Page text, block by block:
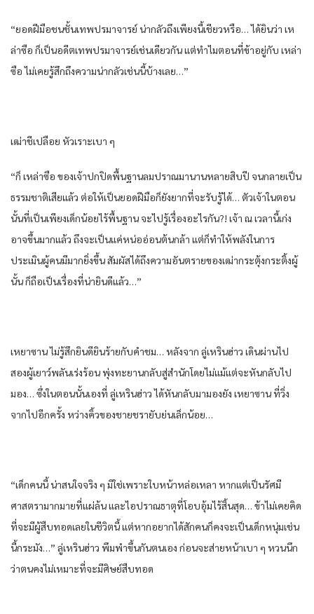
“ยอด​ฝีมือ​ชนชั้น​เทพ​ปรมาจารย์​ น่ากลัว​ถึงเพียงนี้​เชียว​หรือ​… ได้ยิน​ว่า​ เห
ล่าซือ​ ก็​เป็นอดีต​เทพ​ปรมาจารย์​เช่นเดียวกัน​ แต่​ทำไม​ตอนที่​ข้า​อยู่​กับ​ เหล่า
ซือ​ ไม่เคย​รู้สึก​ถึงความ​น่ากลัว​เช่นนี้​บ้าง​เลย​…”
เฒ่าชีเปลือย​ หัวเราะ​เบา​ ๆ
“ก็​ เหล่าซือ​ ของ​เจ้าปกปิด​พื้นฐาน​ลมปราณ​มานาน​หลาย​สิบ​ปี จน​กลาย​เป็น
ธรรมชาติ​เสียแล้ว​ ต่อให้​เป็นยอด​ฝีมือ​ก็​ยัง​ยาก​ที่จะ​รับรู้​ได้​… ตัว​เจ้าใน​ตอน
นั้น​ที่​เป็น​เพียง​เด็กน้อย​ไร้​พื้นฐาน​ จะไปรู้เรื่อง​อะไร​กัน​?! เจ้า ณ เวลานี้​เก่ง​
อาจ​ขึ้น​มาก​แล้ว​ ถึงจะเป็น​แค่​หน่อ​อ่อน​ต้นกล้า​ แต่​ก็​ทำให้​พลัง​ใน​การ
ประเมิน​ผู้คน​มีมากยิ่งขึ้น​ สัมผัส​ได้​ถึงความ​อันตราย​ของ​เฒ่ากระตุ้งกระติ้ง​ผู้​
นั้น​ ก็​ถือ​เป็นเรื่อง​ที่​น่ายินดี​แล้ว​…”
เหยา​ซาน​ ไม่รู้สึก​ยินดียินร้าย​กับ​คำ​ชม… หลังจาก​ ลู่​เห​ริน​ฮ่าว​ เดินผ่าน​ไป
สอง​ผู้เยาว์​พลัน​เร่งร้อน​ พุ่ง​ทะยาน​กลับ​สู่สำนัก​โดย​ไม่แม้แต่​จะหันกลับ​ไป
มอง​… ซึ่งใน​ตอนนั้น​เอง​ที่​ ลู่​เห​ริน​ฮ่าว​ ได้​หันกลับ​มามอง​ยัง​ เหยา​ซาน​ ที่​วิ่ง​
จากไป​อีกครั้ง​ หว่าง​คิ้ว​ของ​ชาย​ชรา​ยับ​ย่น​เล็กน้อย​…
“เด็ก​คน​นี้​ น่าสนใจ​จริง ๆ​ มิใช่เพราะ​ใบหน้า​หล่อเหลา​ หาก​แต่​เป็น​รัศมี​
ศาสตรา​มากมาย​ที่​แผ่​ล้น​ และ​ไอ​ปราณ​ธาตุ​ที่​โอบอุ้ม​ไร้​สิ้นสุด​… ข้า​ไม่เคย​คิด​
ที่จะ​มีผู้สืบทอด​เลย​ใน​ชีวิต​นี้​ แต่​หาก​อยากได้​สัก​คน​ก็​คงจะ​เป็น​เด็กหนุ่ม​เช่น
นี้​กระมัง​…” ลู่​เห​ริน​ฮ่าว​ พึมพำ​ขึ้น​กัน​ตนเอง​ ก่อน​จะส่ายหน้า​เบา​ ๆ หวนนึก​
ว่า​ตน​คง​ไม่เหมาะ​ที่จะ​มีศิษย์​สืบทอด​